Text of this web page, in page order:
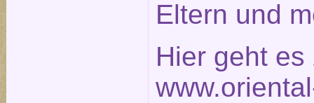
Eltern und
Hier geht